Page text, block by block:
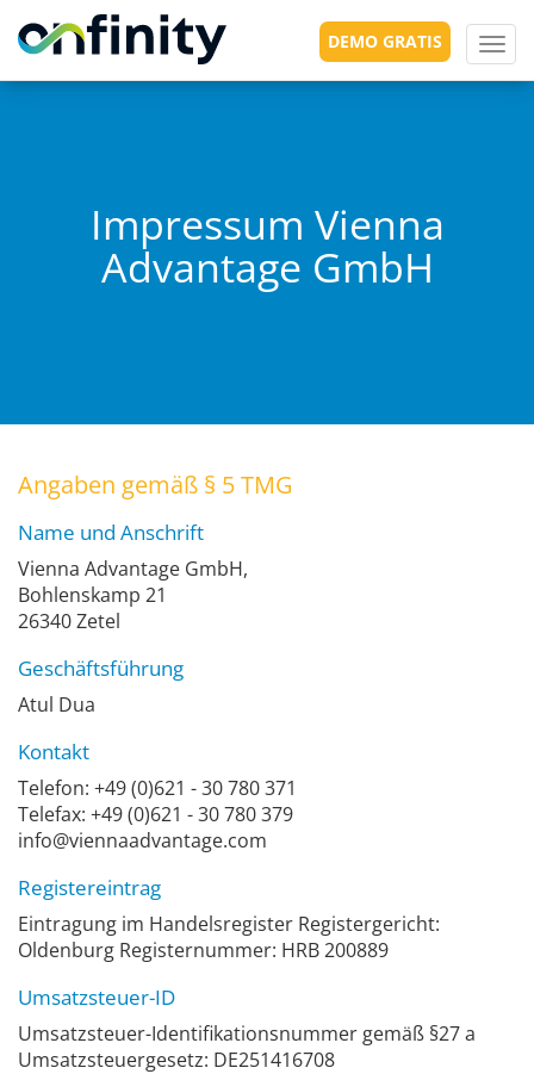
DEMO GRATIS
Impressum Vienna
Advantage GmbH
Angaben gemäß § 5 TMG
Name und Anschrift
Vienna Advantage GmbH,
Bohlenskamp 21
26340 Zetel
Geschäftsführung
Atul Dua
Kontakt
Telefon: +49 (0)621 - 30 780 371
Telefax: +49 (0)621 - 30 780 379
info@viennaadvantage.com
Registereintrag
Eintragung im Handelsregister Registergericht:
Oldenburg Registernummer: HRB 200889
Umsatzsteuer-ID
Umsatzsteuer-Identifikationsnummer gemäß §27 a
Umsatzsteuergesetz: DE251416708